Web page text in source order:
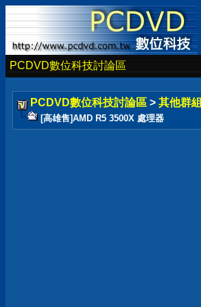
PCDVD數位科技討論區
PCDVD數位科技討論區 > 其他群組
[高雄售]AMD R5 3500X 處理器